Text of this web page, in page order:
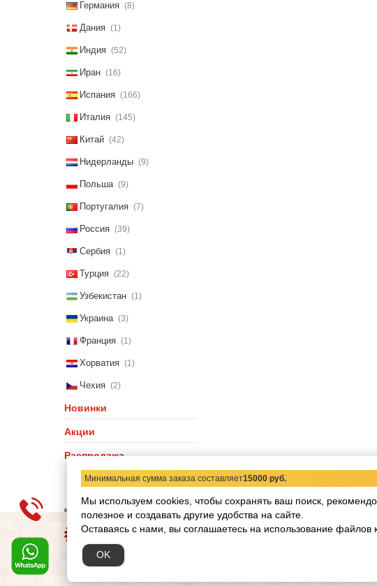
Германия (8)
Дания (1)
Индия (52)
Иран (16)
Испания (166)
Италия (145)
Китай (42)
Нидерланды (9)
Польша (9)
Португалия (7)
Россия (39)
Сербия (1)
Турция (22)
Узбекистан (1)
Украина (3)
Франция (1)
Хорватия (1)
Чехия (2)
Новинки
Акции
Распродажа
О компании Статьи Новинки
Обращаем ваше внимание на то, что
при каких условиях не является
Минимальная сумма заказа составляет15000 руб.
Мы используем cookies, чтобы сохранять ваш поиск,
полезное и создавать другие удобства на сайте.
Оставаясь с нами, вы соглашаетесь на использование файлов
OK